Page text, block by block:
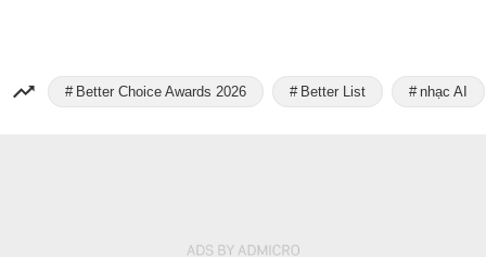
Better Choice Awards 2026 Better List nhạc AI